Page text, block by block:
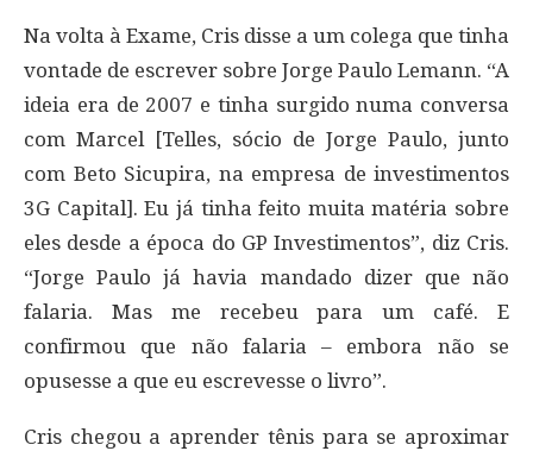
Na volta à Exame, Cris disse a um colega que tinha
vontade de escrever sobre Jorge Paulo Lemann. “A
ideia era de 2007 e tinha surgido numa conversa
com Marcel [Telles, sócio de Jorge Paulo, junto
com Beto Sicupira, na empresa de investimentos
3G Capital]. Eu já tinha feito muita matéria sobre
eles desde a época do GP Investimentos”, diz Cris.
“Jorge Paulo já havia mandado dizer que não
falaria. Mas me recebeu para um café. E
confirmou que não falaria – embora não se
opusesse a que eu escrevesse o livro”.
Cris chegou a aprender tênis para se aproximar